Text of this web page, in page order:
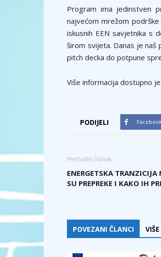
Program ima jedinstven
najvećom mrežom
iskusnih EEN savjetnika s
širom svijeta. Danas je
pitch decka do potpune
Više informacija dostupno
PODIJELI
Prethodni članak
ENERGETSKA TRANZICIJA
SU PREPREKE I KAKO IH
POVEZANI ČLANCI